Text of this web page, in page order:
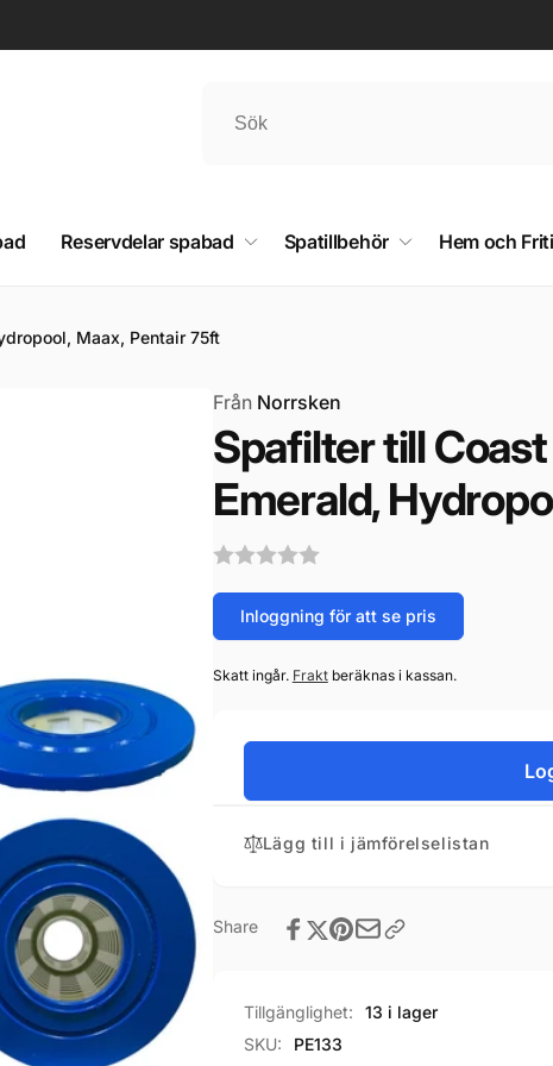
Reservdelar spabad Spatillbehör Hem och
Maax, Pentair 75ft
FrånNorrsken
Spafilter till
Emerald,
Inloggning för att se pris
Skatt ingår. Fraktberäknas i kassan.
Lägg till i jämförelselistan
Share
Tillgänglighet:
13 i lager
SKU:
PE133